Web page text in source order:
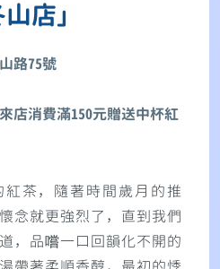
店」
路75號
店消費滿150元贈送中杯紅
茶，隨著時間歲月的推
念就更強烈了，直到我們
，品嚐一口回韻化不開的